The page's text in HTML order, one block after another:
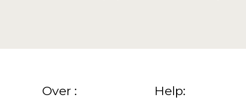
Over : Help: